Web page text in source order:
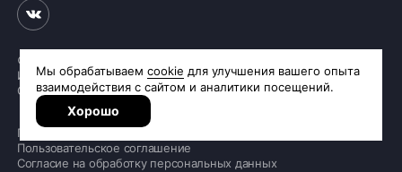
© 2026 «Шинное бюро Шлепакова»
Интернет-магазин шин и дисков
Сделано вR.class
Политика обработки персональных данных
Пользовательское соглашение
Согласие на обработку персональных данных